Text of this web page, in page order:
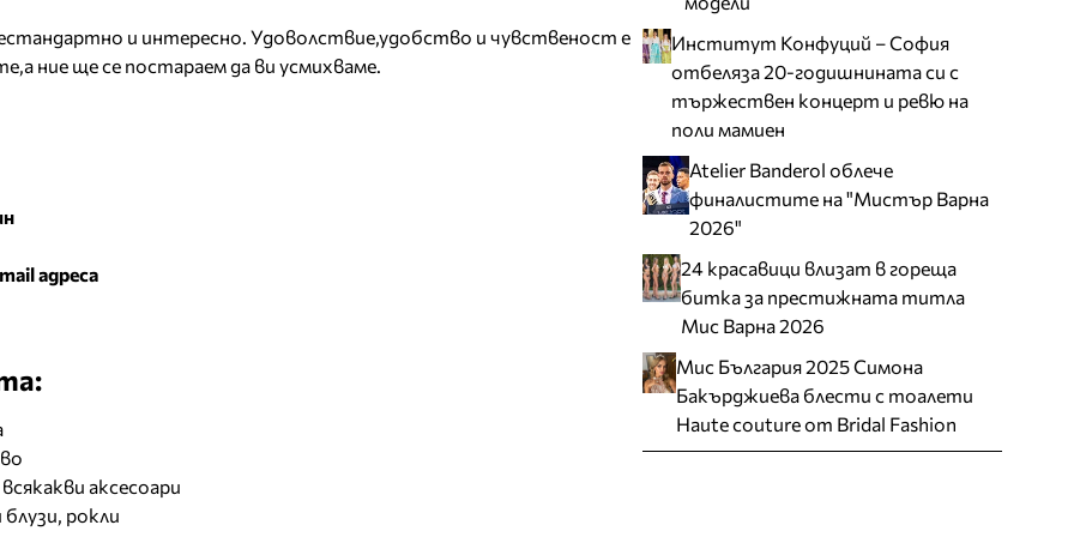
и интересно. Удоволствие,удобство и чувственост е
ние ще се постараем да ви усмихваме.
адреса
аксесоари
рокли
Институт Конфуций – София
отбеляза 20-годишнината си с
тържествен концерт и ревю на
поли мамиен
Atelier Banderol облече
финалистите на "Мистър Варна
2026"
24 красавици влизат в гореща
битка за престижната титла
Мис Варна 2026
Мис България 2025 Симона
Бакърджиева блести с тоалети
Haute couture от Bridal Fashion